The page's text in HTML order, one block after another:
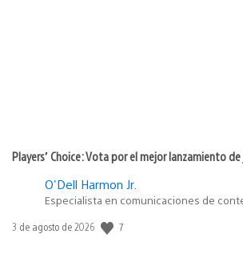
Players’ Choice: Vota por el mejor lanzamiento
O'Dell Harmon Jr.
Especialista en comunicaciones de
Fecha
3 de agosto de 2026 7